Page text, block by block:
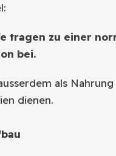
tragen zu einer
bei.
als
dienen.